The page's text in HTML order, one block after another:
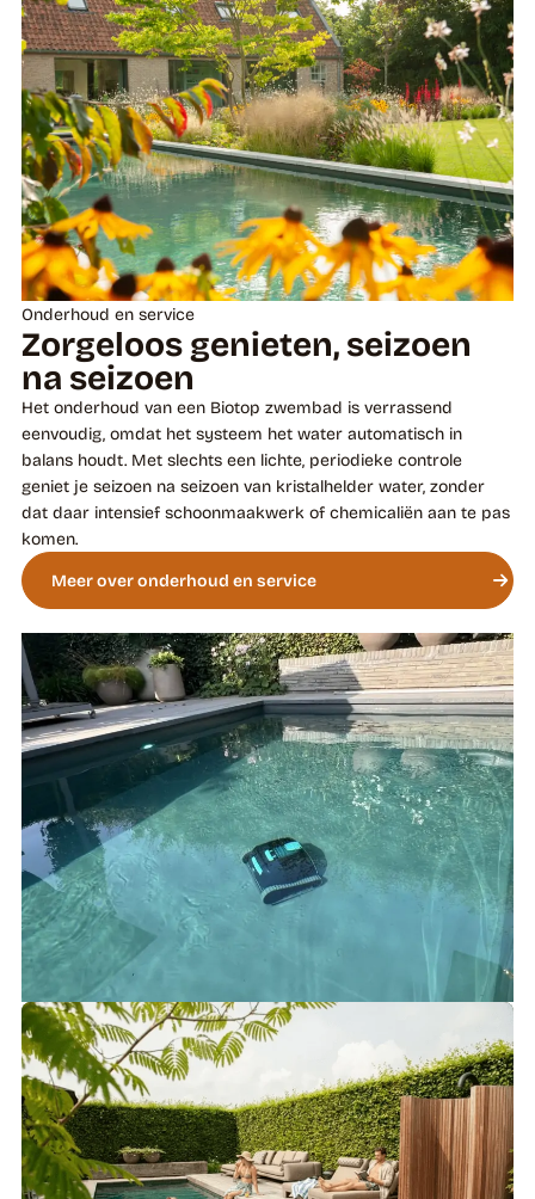
Onderhoud en service
Zorgeloos genieten, seizoen
na seizoen
Het onderhoud van een Biotop zwembad is verrassend
eenvoudig, omdat het systeem het water automatisch in
balans houdt. Met slechts een lichte, periodieke controle
geniet je seizoen na seizoen van kristalhelder water, zonder
dat daar intensief schoonmaakwerk of chemicaliën aan te pas
komen.
Meer over onderhoud en service